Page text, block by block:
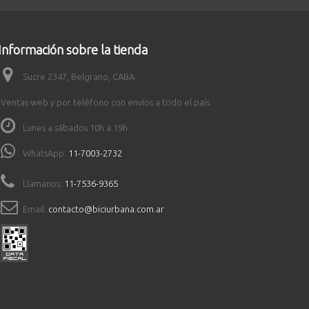
Información sobre la tienda
Sucre 2347, Belgrano, CABA
Ventas web y por teléfono con envíos a todo el país.
Lunes a sábados 10h a 19h
WhatsApp: 11-7003-2732
Llamanos: 11-7536-9365
Email: contacto@biciurbana.com.ar